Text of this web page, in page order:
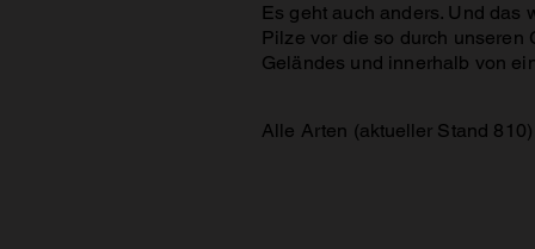
Es geht auch anders. Und das
Pilze vor die so durch
Geländes und innerhalb von
Alle Arten (aktueller Stand 810